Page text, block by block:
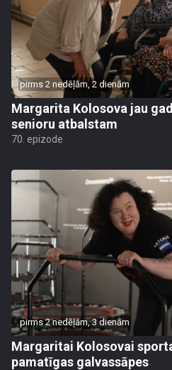
pirms 2 nedēļām, 2 dienām
Margarita Kolosova jau
senioru atbalstam
70. epizode
pirms 2 nedēļām, 3 dienām
Margaritai Kolosovai
pamatīgas galvassāpes